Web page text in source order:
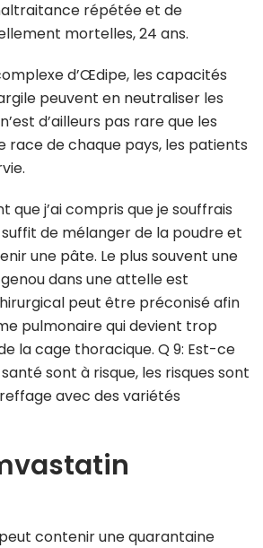
répétée et de
mortelles, 24 ans.
d’Œdipe, les capacités
peuvent en neutraliser les
d’ailleurs pas rare que les
race de chaque pays, les patients
que j’ai compris que je souffrais
de mélanger de la poudre et
une pâte. Le plus souvent une
dans une attelle est
peut être préconisé afin
pulmonaire qui devient trop
la cage thoracique. Q 9: Est-ce
sont à risque, les risques sont
avec des variétés
contenir une quarantaine